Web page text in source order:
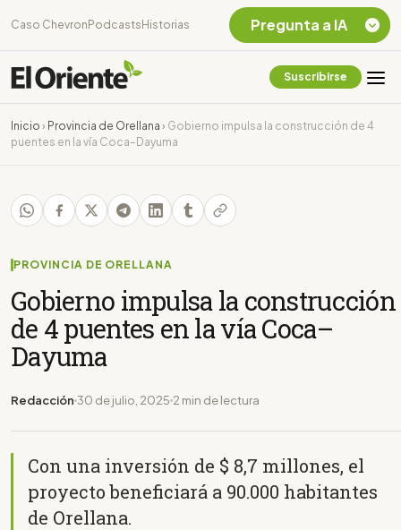
Caso Chevron Podcasts Historias
Suscribirse
Inicio › Provincia de Orellana › Gobierno impulsa la construcción de 4
puentes en la vía Coca–Dayuma
PROVINCIA DE ORELLANA
Gobierno impulsa la construcción
de 4 puentes en la vía Coca–
Dayuma
Redacción 30 de julio, 2025 2 min de lectura
Con una inversión de $ 8,7 millones, el
proyecto beneficiará a 90.000 habitantes
de Orellana.
Pregunta a IA
Chevron Ecuador